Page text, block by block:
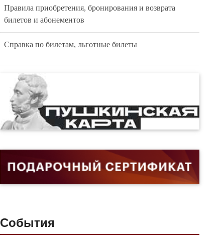
Правила приобретения, бронирования и возврата
билетов и абонементов
Справка по билетам, льготные билеты
События